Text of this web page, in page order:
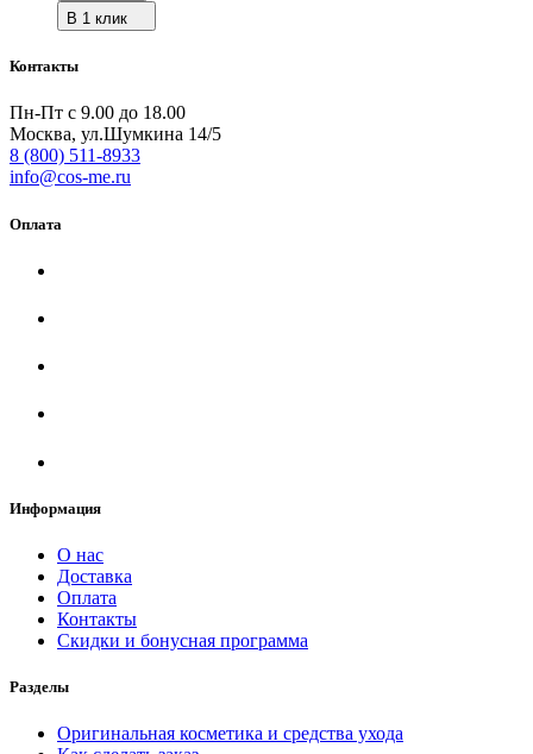
В 1 клик
Контакты
Пн-Пт с 9.00 до 18.00
Москва, ул.Шумкина 14/5
8 (800) 511-8933
info@cos-me.ru
Оплата
Информация
О нас
Доставка
Оплата
Контакты
Скидки и бонусная программа
Разделы
Оригинальная косметика и средства ухода